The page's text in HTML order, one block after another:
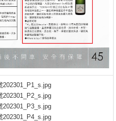
202301_P1_s.jpg
202301_P2_s.jpg
202301_P3_s.jpg
202301_P4_s.jpg